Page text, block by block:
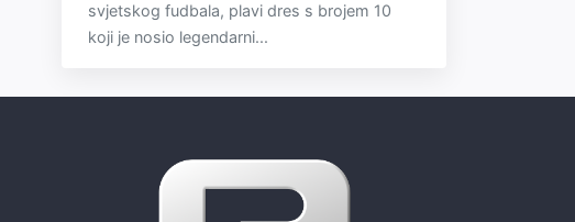
svjetskog fudbala, plavi dres s brojem 10
koji je nosio legendarni...